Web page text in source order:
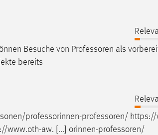
Besuche von Professoren als
bereits
professorinnen-professoren/ https://
www.oth-aw. [...] orinnen-professoren/